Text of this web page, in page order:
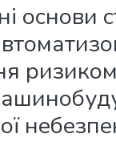
основи